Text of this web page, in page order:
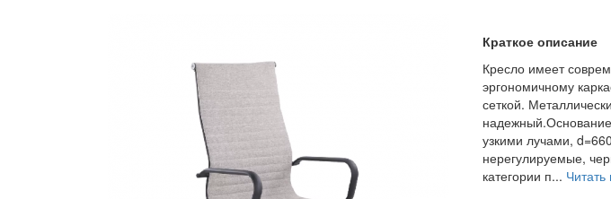
Краткое описание
Кресло имеет
эргономичному
сеткой.
узкими лучами,
нерегулируемые,
категории п...